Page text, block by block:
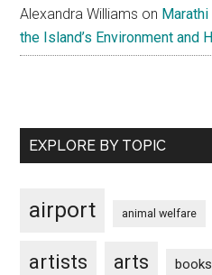
Alexandra Williams on
the Island’s Environment and
EXPLORE BY TOPIC
airport animal welfare
artists arts books